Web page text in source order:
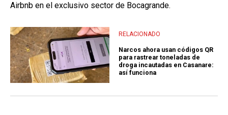
Airbnb en el exclusivo sector de Bocagrande.
RELACIONADO
Narcos ahora usan códigos QR
para rastrear toneladas de
droga incautadas en Casanare:
así funciona